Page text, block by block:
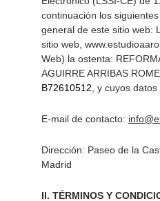
continuación los
general de este sitio web:
sitio web,
Web) la ostenta:
AGUIRRE ARRIBAS
B72610512 , y cuyos
E-mail de contacto:
Dirección: Paseo de la
Madrid
II. TÉRMINOS Y